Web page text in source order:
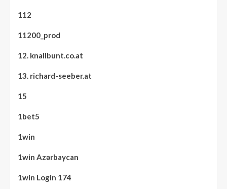
112
11200_prod
12. knallbunt.co.at
13. richard-seeber.at
15
1bet5
1win
1win Azərbaycan
1win Login 174